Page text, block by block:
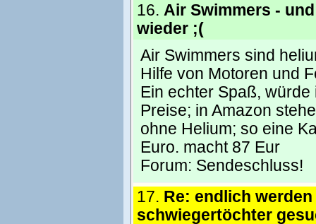
16. Air Swimmers -
wieder ;(
Air Swimmers sind
Hilfe von Motoren und
Ein echter Spaß,
Preise; in Amazon
ohne Helium; so eine
Euro. macht 87 Eur
Forum: Sendeschluss!
17. Re: endlich
schwiegertöchter